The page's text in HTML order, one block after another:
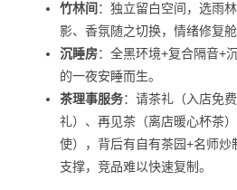
竹林间 ：独立留白空间，选雨
影、香氛随之切换，情绪修复舱
沉睡房：全黑环境+复合隔音+
的一夜安睡而生。
茶理事服务：请茶礼（入店免
礼）、再见茶（离店暖心杯茶
使），背后有自有茶园+名师炒
支撑，竞品难以快速复制。